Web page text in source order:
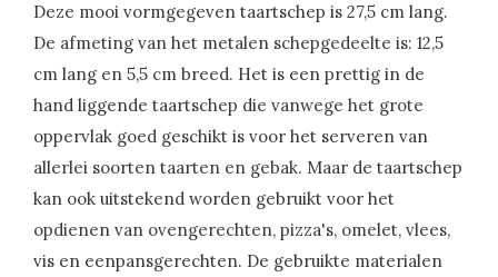
Deze mooi vormgegeven taartschep is 27,5 cm lang.
De afmeting van het metalen schepgedeelte is: 12,5
cm lang en 5,5 cm breed. Het is een prettig in de
hand liggende taartschep die vanwege het grote
oppervlak goed geschikt is voor het serveren van
allerlei soorten taarten en gebak. Maar de taartschep
kan ook uitstekend worden gebruikt voor het
opdienen van ovengerechten, pizza's, omelet, vlees,
vis en eenpansgerechten. De gebruikte materialen